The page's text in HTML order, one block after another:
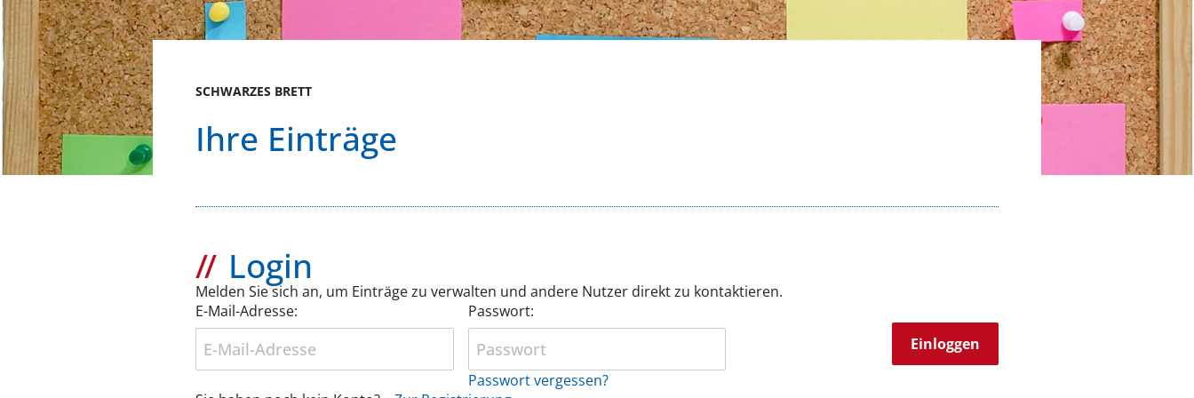
SCHWARZES BRETT
Ihre Einträge
Login
Melden Sie sich an, um Einträge zu verwalten und andere Nutzer direkt zu kontaktieren.
E-Mail-Adresse:
Passwort:
Passwort vergessen?